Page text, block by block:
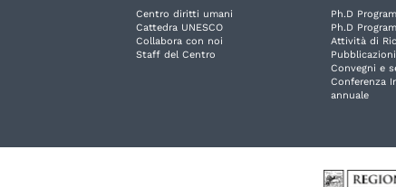
Centro diritti umani
Cattedra UNESCO
Collabora con noi
Staff del Centro
Ph.D
Ph.D
Attività di
Pubblicazioni
Convegni e
Conferenza
annuale